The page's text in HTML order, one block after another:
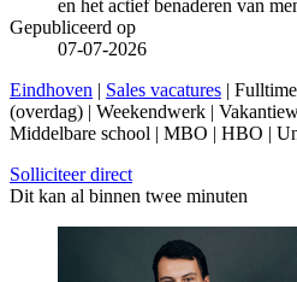
en het actief benaderen van
Gepubliceerd op
07-07-2026
Eindhoven | Sales vacatures |
(overdag) | Weekendwerk |
Middelbare school | MBO | HBO |
Solliciteer direct
Dit kan al binnen twee minuten